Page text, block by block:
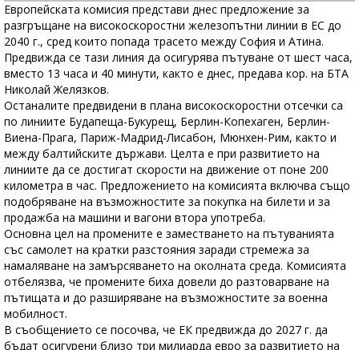
Европейската комисия представи днес предложение за
разгръщане на високоскоростни железопътни линии в ЕС до
2040 г., сред които попада трасето между София и Атина.
Предвижда се тази линия да осигурява пътуване от шест часа,
вместо 13 часа и 40 минути, както е днес, предава кор. на БТА
Николай Желязков.
Останалите предвидени в плана високоскоростни отсечки са
по линиите Будапеща-Букурещ, Берлин-Копехаген, Берлин-
Виена-Прага, Париж-Мадрид-Лисабон, Мюнхен-Рим, както и
между балтийските държави. Целта е при развитието на
линиите да се достигат скорости на движение от поне 200
километра в час. Предложението на комисията включва също
подобряване на възможностите за покупка на билети и за
продажба на машини и вагони втора употреба.
Основна цел на промените е заместването на пътуванията
със самолет на кратки разстояния заради стремежа за
намаляване на замърсяването на околната среда. Комисията
отбелязва, че промените биха довели до разтоварване на
пътищата и до разширяване на възможностите за военна
мобилност.
В съобщението се посочва, че ЕК предвижда до 2027 г. да
бъдат осигурени близо три милиарда евро за развитието на